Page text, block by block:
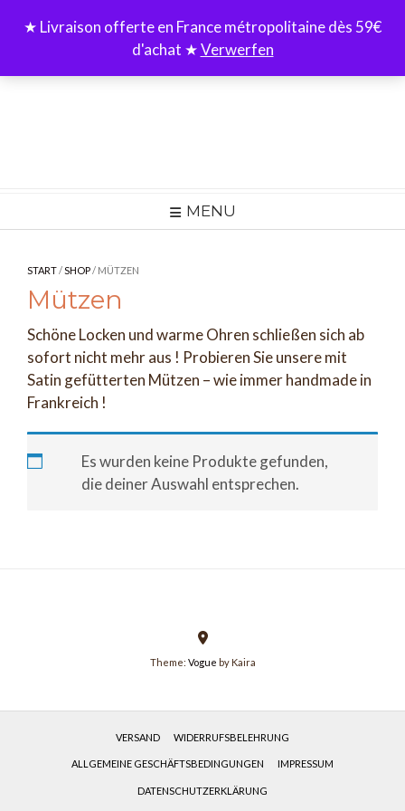
★ Livraison offerte en France métropolitaine dès 59€
d'achat ★Verwerfen
MENU
START/SHOP/ MÜTZEN
Mützen
Schöne Locken und warme Ohren schließen sich ab
sofort nicht mehr aus ! Probieren Sie unsere mit
Satin gefütterten Mützen – wie immer handmade in
Frankreich !
Es wurden keine Produkte gefunden,
die deiner Auswahl entsprechen.
Theme: Vogue by Kaira
VERSAND WIDERRUFSBELEHRUNG
ALLGEMEINE GESCHÄFTSBEDINGUNGEN IMPRESSUM
DATENSCHUTZERKLÄRUNG